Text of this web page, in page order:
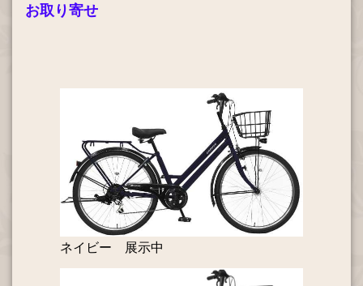
お取り寄せ
ネイビー 展示中